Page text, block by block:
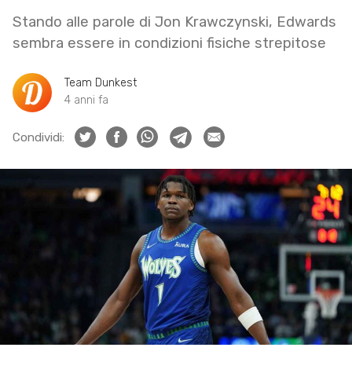
Stando alle parole di Jon Krawczynski, Edwards
sembra essere in condizioni fisiche strepitose
Team Dunkest
4 anni fa
Condividi: